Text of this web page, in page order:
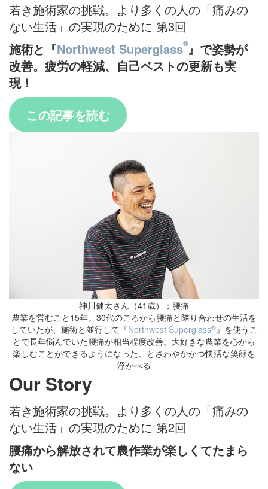
若き施術家の挑戦。より多くの人の「痛みの
ない生活」の実現のために 第3回
施術と『Northwest Superglass®』で姿勢が
改善。疲労の軽減、自己ベストの更新も実
現！
この記事を読む
神川健太さん（41歳）：腰痛
農業を営むこと15年。30代のころから腰痛と隣り合わせの生活を
していたが、施術と並行して『Northwest Superglass®』を使うこ
とで長年悩んでいた腰痛が相当程度改善。大好きな農業を心から
楽しむことができるようになった、とさわやかかつ快活な笑顔を
浮かべる
Our Story
若き施術家の挑戦。より多くの人の「痛みの
ない生活」の実現のために 第2回
腰痛から解放されて農作業が楽しくてたまら
ない